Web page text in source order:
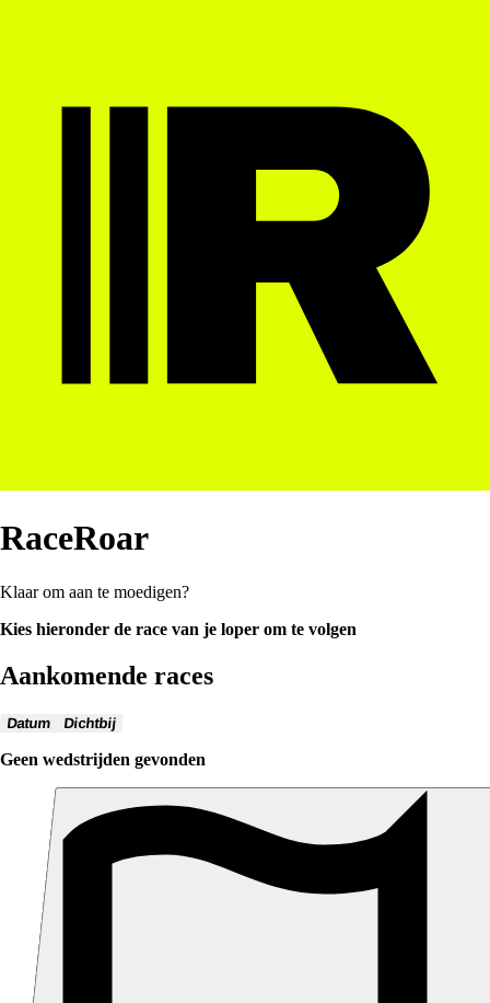
RaceRoar
Klaar om aan te moedigen?
Kies hieronder de race van je loper om te volgen
Aankomende races
Datum Dichtbij
Geen wedstrijden gevonden